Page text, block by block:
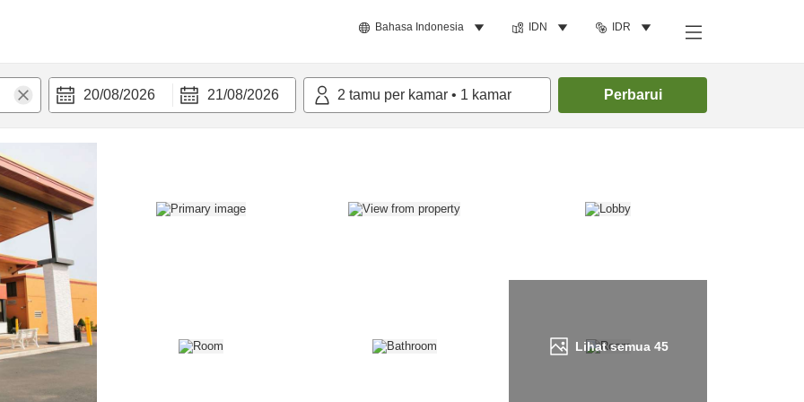
Bahasa Indonesia IDN IDR
20/08/2026 21/08/2026 2 tamu per kamar • 1 kamar Perbarui
Lihat semua 45
Cari kamar